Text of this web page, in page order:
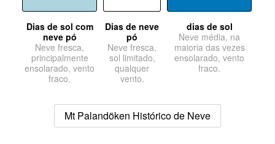
Dias de sol com
neve pó
Neve fresca,
principalmente
ensolarado, vento
fraco.
Dias de neve
pó
Neve fresca,
sol limitado,
qualquer
vento.
dias de sol
Neve média, na
maioria das vezes
ensolarado, vento
fraco.
Mt Palandöken Histórico de Neve